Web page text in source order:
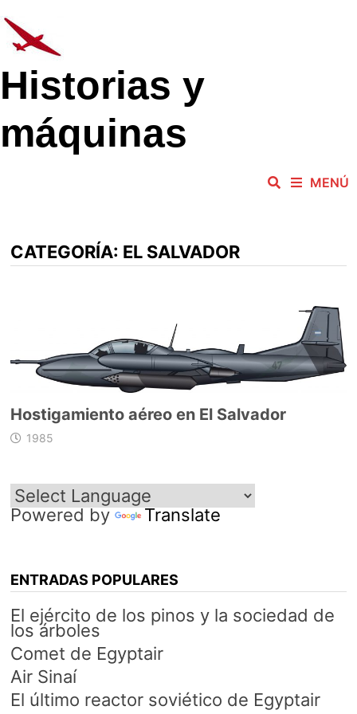
al
contenido
Historias y
máquinas
MENÚ
CATEGORÍA: EL SALVADOR
Hostigamiento aéreo en El Salvador
1985
Powered by Translate
ENTRADAS POPULARES
El ejército de los pinos y la sociedad de
los árboles
Comet de Egyptair
Air Sinaí
El último reactor soviético de Egyptair